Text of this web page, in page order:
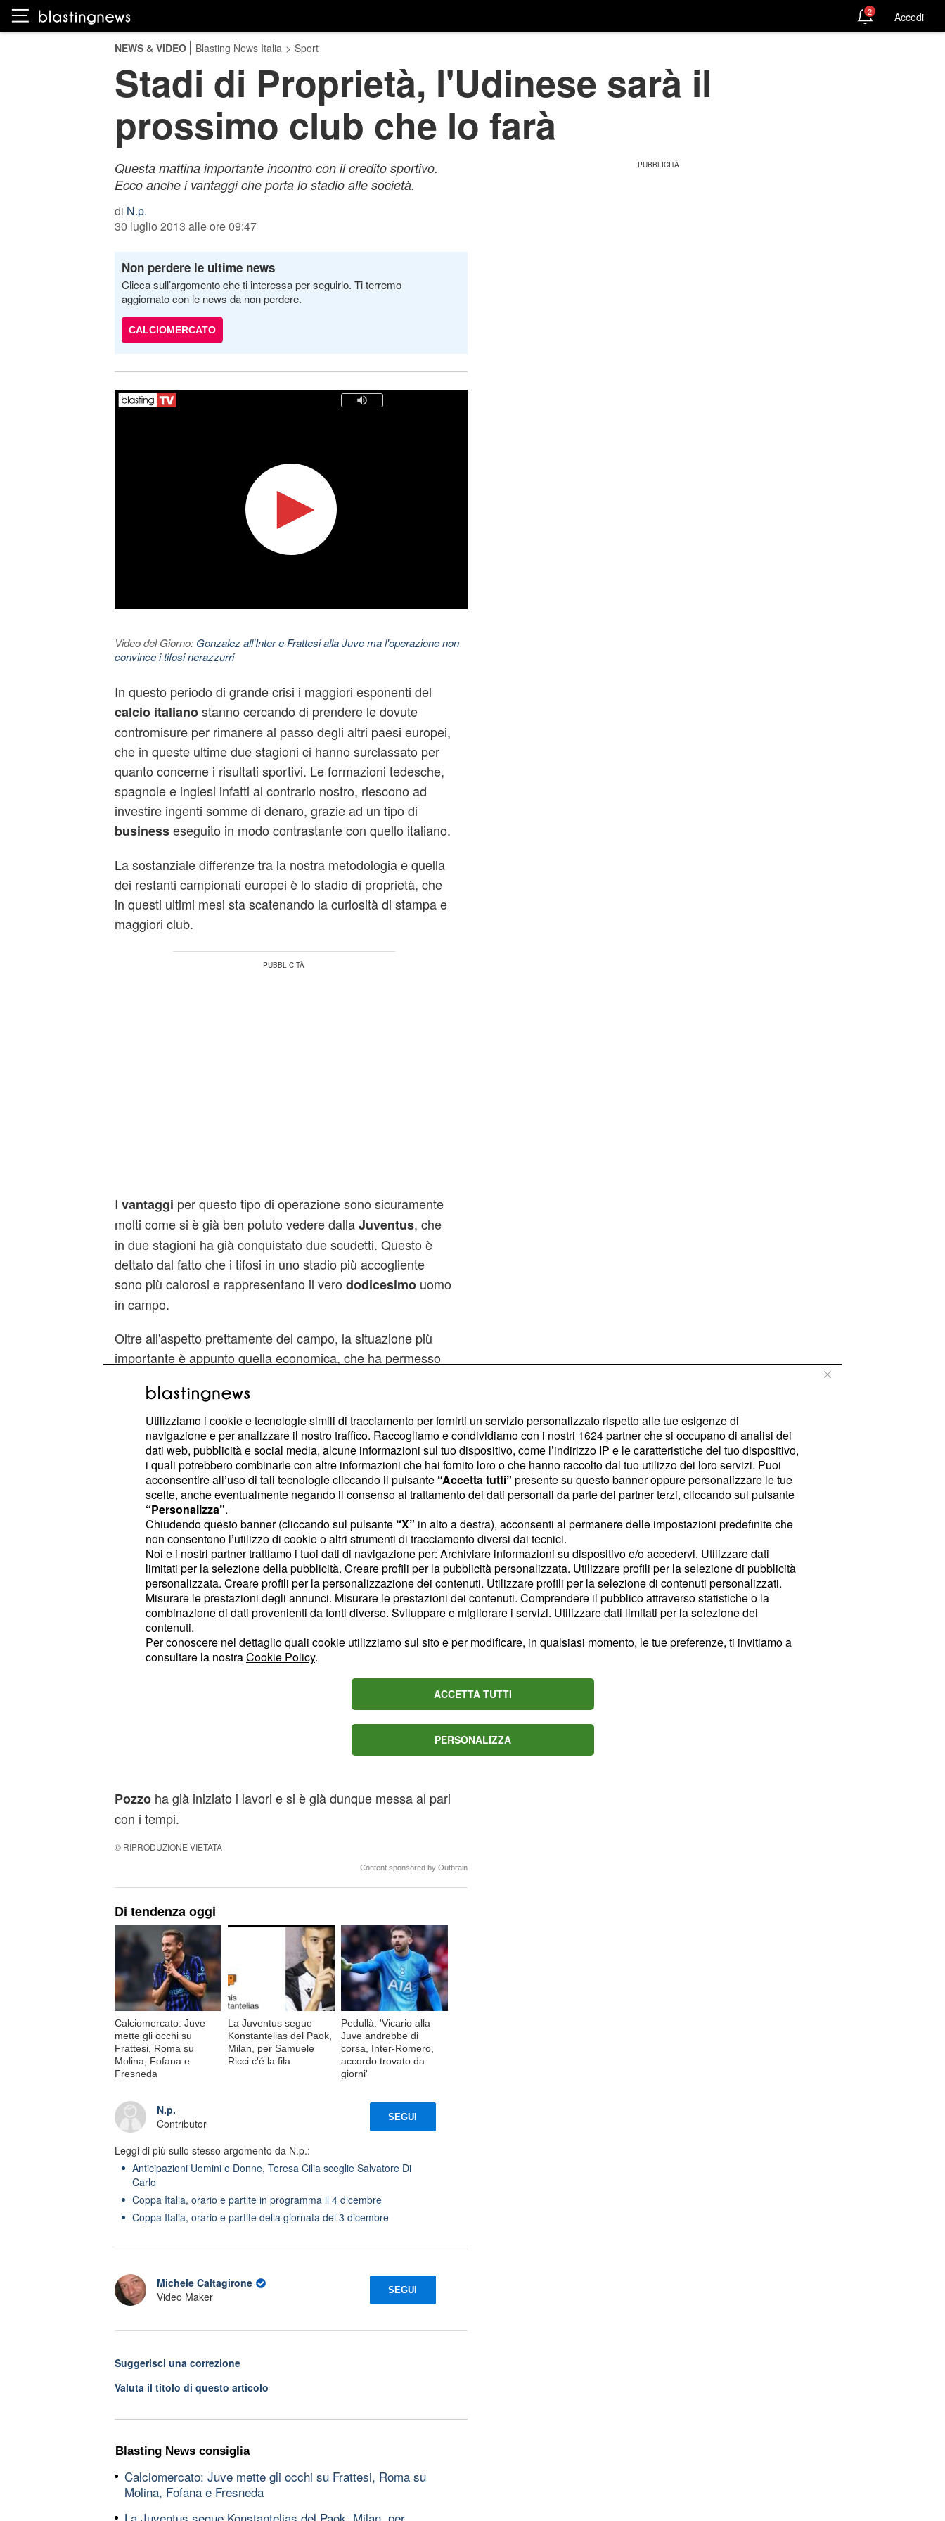
2 Accedi
NEWS & VIDEO Blasting News Italia > Sport
Stadi di Proprietà, l'Udinese sarà il
prossimo club che lo farà
Questa mattina importante incontro con il credito sportivo.
Ecco anche i vantaggi che porta lo stadio alle società.
di N.p.
30 luglio 2013 alle ore 09:47
Non perdere le ultime news
Clicca sull’argomento che ti interessa per seguirlo. Ti terremo
aggiornato con le news da non perdere.
CALCIOMERCATO
Video del Giorno: Gonzalez all'Inter e Frattesi alla Juve ma l'operazione non
convince i tifosi nerazzurri
In questo periodo di grande crisi i maggiori esponenti del
calcio italianostanno cercando di prendere le dovute
contromisure per rimanere al passo degli altri paesi europei,
che in queste ultime due stagioni ci hanno surclassato per
quanto concerne i risultati sportivi. Le formazioni tedesche,
spagnole e inglesi infatti al contrario nostro, riescono ad
investire ingenti somme di denaro, grazie ad un tipo di
businesseseguito in modo contrastante con quello italiano.
La sostanziale differenze tra la nostra metodologia e quella
dei restanti campionati europei è lo stadio di proprietà, che
in questi ultimi mesi sta scatenando la curiosità di stampa e
maggiori club.
I vantaggi per questo tipo di operazione sono sicuramente
molti come si è già ben potuto vedere dallaJuventus, che
in due stagioni ha già conquistato due scudetti. Questo è
dettato dal fatto che i tifosi in uno stadio più accogliente
sono più calorosi e rappresentano il vero dodicesimo uomo
in campo.
Oltre all'aspetto prettamente del campo, la situazione più
importante è appunto quella economica, che ha permesso
permettersi grandi campioni nel
sono molte le società che stanno cercando di ottenere
finanziamenti presso il credito sportivo, ma le tempistiche e
la burocrazia (soprattutto quella comunale) sono lunghe.
Dunque ci sarà da aspettare prima di vedere tutte le società
con un proprio stadio. Intanto questa mattinal'Udinese
Pozzo ha già iniziato i lavori e si è già dunque messa al pari
con i tempi.
© RIPRODUZIONE VIETATA
Content sponsored by Outbrain
Di tendenza oggi
Calciomercato: Juve
mette gli occhi su
Frattesi, Roma su
Molina, Fofana e
Fresneda
La Juventus segue
Konstantelias del Paok,
Milan, per Samuele
Ricci c'é la fila
Pedullà: 'Vicario alla
Juve andrebbe di
corsa, Inter-Romero,
accordo trovato da
giorni'
N.p.
Contributor
SEGUI
Leggi di più sullo stesso argomento da N.p.:
Anticipazioni Uomini e Donne, Teresa Cilia sceglie Salvatore Di
Carlo
Coppa Italia, orario e partite in programma il 4 dicembre
Coppa Italia, orario e partite della giornata del 3 dicembre
Michele Caltagirone
Video Maker
SEGUI
Suggerisci una correzione
Valuta il titolo di questo articolo
Blasting News consiglia
Calciomercato: Juve mette gli occhi su Frattesi, Roma su
Molina, Fofana e Fresneda
Utilizziamo i cookie e tecnologie simili di tracciamento per fornirti un servizio personalizzato rispetto alle tue esigenze di
navigazione e per analizzare il nostro traffico. Raccogliamo e condividiamo con i nostri 1624partner che si occupano di analisi dei
dati web, pubblicità e social media, alcune informazioni sul tuo dispositivo, come l’indirizzo IP e le caratteristiche del tuo dispositivo,
i quali potrebbero combinarle con altre informazioni che hai fornito loro o che hanno raccolto dal tuo utilizzo dei loro servizi. Puoi
acconsentire all’uso di tali tecnologie cliccando il pulsante “Accetta tutti” presente su questo banner oppure personalizzare le tue
scelte, anche eventualmente negando il consenso al trattamento dei dati personali da parte dei partner terzi, cliccando sul pulsante
“Personalizza”.
Chiudendo questo banner (cliccando sul pulsante “X” in alto a destra), acconsenti al permanere delle impostazioni predefinite che
non consentono l’utilizzo di cookie o altri strumenti di tracciamento diversi dai tecnici.
Noi e i nostri partner trattiamo i tuoi dati di navigazione per: Archiviare informazioni su dispositivo e/o accedervi. Utilizzare dati
limitati per la selezione della pubblicità. Creare profili per la pubblicità personalizzata. Utilizzare profili per la selezione di pubblicità
personalizzata. Creare profili per la personalizzazione dei contenuti. Utilizzare profili per la selezione di contenuti personalizzati.
Misurare le prestazioni degli annunci. Misurare le prestazioni dei contenuti. Comprendere il pubblico attraverso statistiche o la
combinazione di dati provenienti da fonti diverse. Sviluppare e migliorare i servizi. Utilizzare dati limitati per la selezione dei
contenuti.
Per conoscere nel dettaglio quali cookie utilizziamo sul sito e per modificare, in qualsiasi momento, le tue preferenze, ti invitiamo a
consultare la nostraCookie Policy.
ACCETTA TUTTI
PERSONALIZZA